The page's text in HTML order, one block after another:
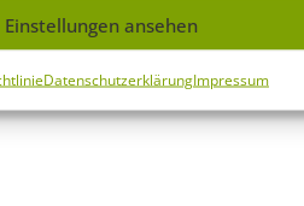
Einstellungen ansehen
DatenschutzerklärungImpressum
zu Ihrem
mit der Kraft der Probiotika.